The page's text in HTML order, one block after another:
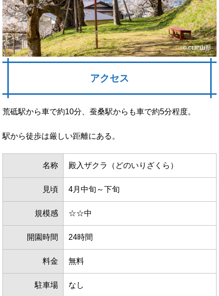
アクセス
荒砥駅から車で約10分、蚕桑駅からも車で約5分程度。
駅から徒歩は厳しい距離にある。
名称 殿入ザクラ（どのいりざくら）
見頃 4月中旬～下旬
規模感 ☆☆中
開園時間 24時間
料金 無料
駐車場 なし